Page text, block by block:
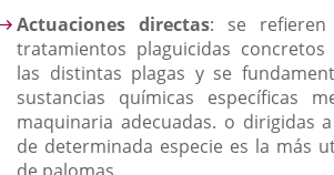
Actuaciones directas: se
tratamientos plaguicidas
las distintas plagas y se
sustancias químicas específicas
maquinaria adecuadas. o dirigidas
de determinada especie es la más